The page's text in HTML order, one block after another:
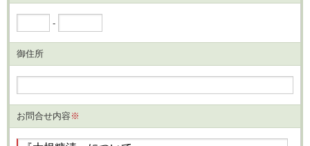
-
御住所
お問合せ内容 ※